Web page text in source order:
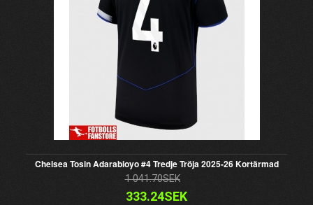
Chelsea Tosin Adarabioyo #4 Tredje Tröja 2025-26 Kortärmad
1 041.70SEK
333.24SEK